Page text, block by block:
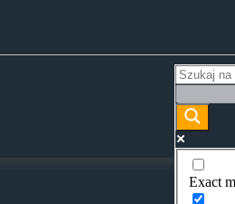
Exact